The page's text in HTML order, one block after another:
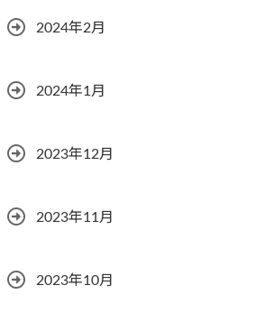
2024年2月
2024年1月
2023年12月
2023年11月
2023年10月